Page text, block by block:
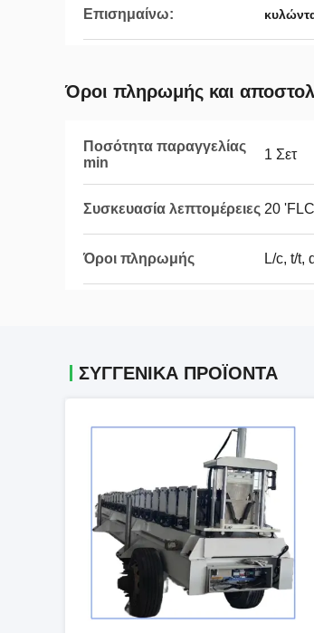
Επισημαίνω:
Όροι πληρωμής και
Ποσότητα παραγγελίας
min
1 Σετ
Συσκευασία λεπτομέρειες 20 'FLC
Όροι πληρωμής L/c, t/t,
ΣΥΓΓΕΝΙΚΆ ΠΡΟΪΌΝΤΑ